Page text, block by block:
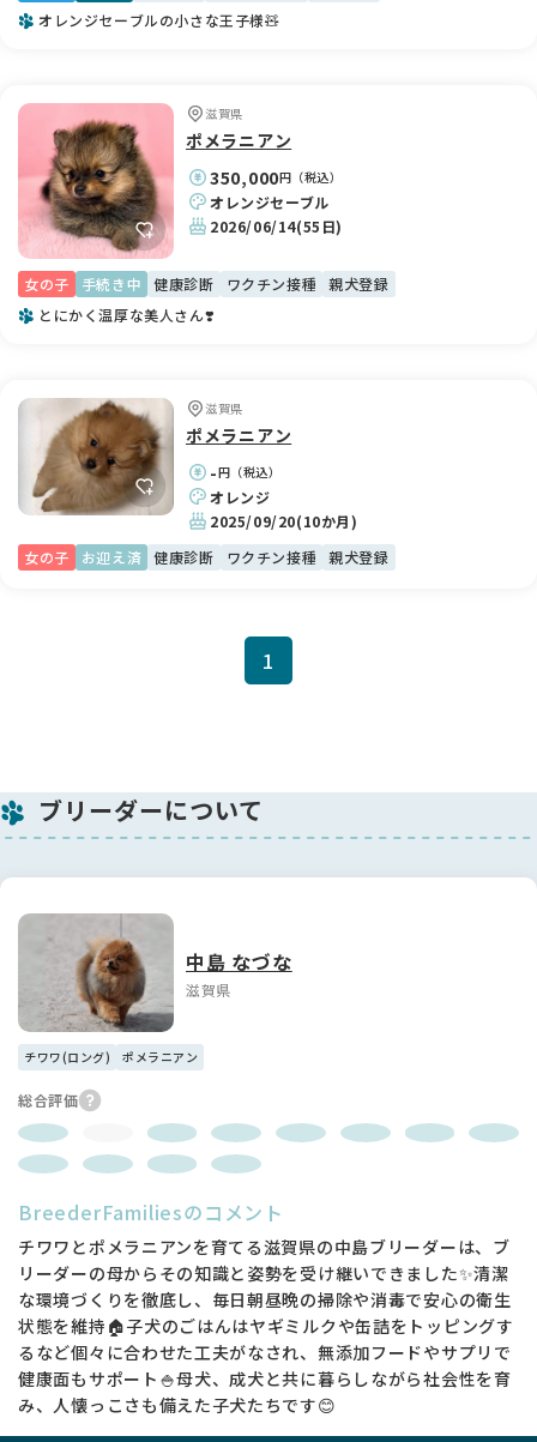
オレンジセーブルの小さな王子様🧸
滋賀県
ポメラニアン
350,000円（税込）
オレンジセーブル
2026/06/14(55日)
女の子 手続き中 健康診断 ワクチン接種
親犬登録
とにかく温厚な美人さん❣️
滋賀県
ポメラニアン
-円（税込）
オレンジ
2025/09/20(10か月)
女の子
お迎え済 健康診断 ワクチン接種 親犬登録
1
ブリーダーについて
中島 なづな
滋賀県
チワワ(ロング) ポメラニアン
総合評価
BreederFamiliesのコメント
チワワとポメラニアンを育てる滋賀県の中島ブリーダーは、ブ
リーダーの母からその知識と姿勢を受け継いできました✨清潔
な環境づくりを徹底し、毎日朝昼晩の掃除や消毒で安心の衛生
状態を維持🏠子犬のごはんはヤギミルクや缶詰をトッピングす
るなど個々に合わせた工夫がなされ、無添加フードやサプリで
健康面もサポート🍚母犬、成犬と共に暮らしながら社会性を育
み、人懐っこさも備えた子犬たちです😊